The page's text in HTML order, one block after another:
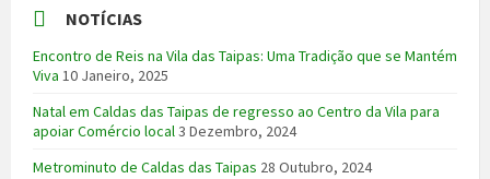
NOTÍCIAS
Encontro de Reis na Vila das Taipas: Uma Tradição que se Mantém
Viva 10 Janeiro, 2025
Natal em Caldas das Taipas de regresso ao Centro da Vila para
apoiar Comércio local3 Dezembro, 2024
Metrominuto de Caldas das Taipas 28 Outubro, 2024